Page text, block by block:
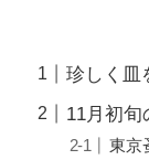
珍しく皿
11月初旬
東京